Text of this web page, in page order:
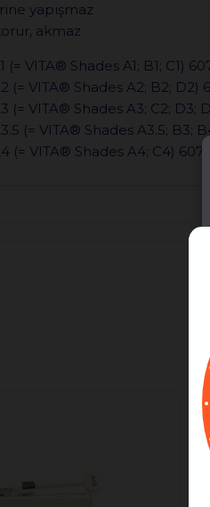
yapışmaz
akmaz
(= VITA® Shades A1; B1; C1)
(= VITA® Shades A2; B2; D2)
(= VITA® Shades A3; C2; D3;
(= VITA® Shades A3.5; B3;
(= VITA® Shades A4; C4)